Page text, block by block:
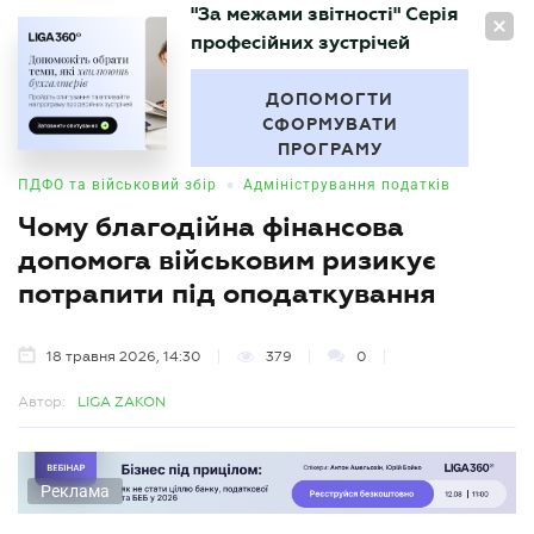
UA
БУХГАЛТЕР
"За межами звітності" Серія
професійних зустрічей
ДОПОМОГТИ
СФОРМУВАТИ
ПРОГРАМУ
ПДФО та військовий збір • Адміністрування податків
Чому благодійна фінансова
допомога військовим ризикує
потрапити під оподаткування
18 травня 2026, 14:30 379 0
Автор: LIGA ZAKON
Реклама